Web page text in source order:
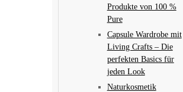
Produkte von 100 %
Pure
Capsule Wardrobe mit
Living Crafts – Die
perfekten Basics für
jeden Look
Naturkosmetik